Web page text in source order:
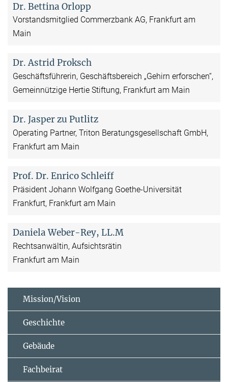
Dr. Bettina Orlopp
Vorstandsmitglied Commerzbank AG, Frankfurt am
Main
Dr. Astrid Proksch
Geschäftsführerin, Geschäftsbereich „Gehirn erforschen“,
Gemeinnützige Hertie Stiftung, Frankfurt am Main
Dr. Jasper zu Putlitz
Operating Partner, Triton Beratungsgesellschaft GmbH,
Frankfurt am Main
Prof. Dr. Enrico Schleiff
Präsident Johann Wolfgang Goethe-Universität
Frankfurt, Frankfurt am Main
Daniela Weber-Rey, LL.M
Rechtsanwältin, Aufsichtsrätin
Frankfurt am Main
Mission/Vision
Geschichte
Gebäude
Fachbeirat